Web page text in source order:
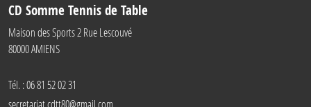
CD Somme Tennis de Table
Maison des Sports 2 Rue Lescouvé
80000AMIENS
Tél. :06 81 52 02 31
secretariat.cdtt80@gmail.com